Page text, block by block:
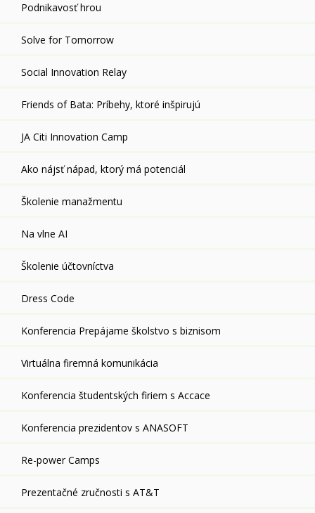
Podnikavosť hrou
Solve for Tomorrow
Social Innovation Relay
Friends of Bata: Príbehy, ktoré inšpirujú
JA Citi Innovation Camp
Ako nájsť nápad, ktorý má potenciál
Školenie manažmentu
Na vlne AI
Školenie účtovníctva
Dress Code
Konferencia Prepájame školstvo s biznisom
Virtuálna firemná komunikácia
Konferencia študentských firiem s Accace
Konferencia prezidentov s ANASOFT
Re-power Camps
Prezentačné zručnosti s AT&T